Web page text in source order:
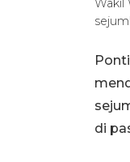
Wakil
di